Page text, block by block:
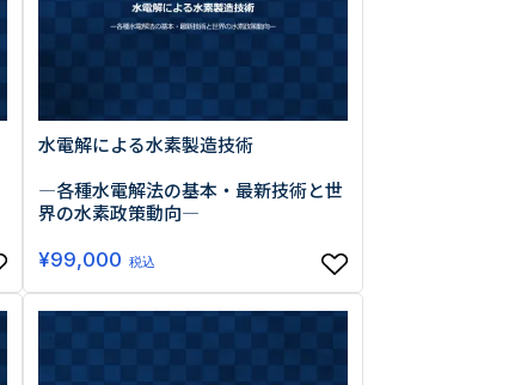
水電解による水素製造技術
―各種水電解法の基本・最新技術と世
界の水素政策動向―
¥99,000 税込